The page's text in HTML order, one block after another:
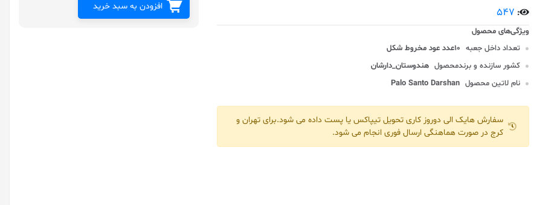
:
547
تعداد داخل جعبه 10عدد عود مخروط شکل
کشور سازنده و برندمحصول هندوستان_دارشان
نام لاتین محصول Palo Santo Darshan
سفارش هایک الی دوروز کاری تحویل تیپاکس یا پست داده می شود.برای تهران و
کرج در صورت هماهنگی ارسال فوری انجام می شود.
افزودن به سبد خرید